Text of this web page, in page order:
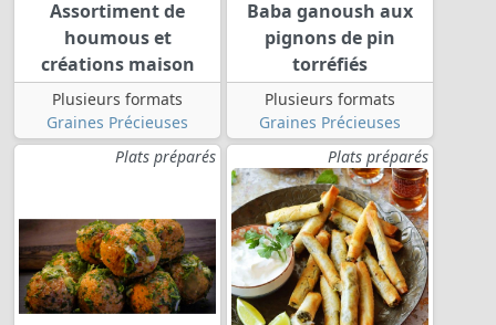
Assortiment de
houmous et
créations maison
Plusieurs formats
Graines Précieuses
Baba ganoush aux
pignons de pin
torréfiés
Plusieurs formats
Graines Précieuses
Plats préparés
Plats préparés